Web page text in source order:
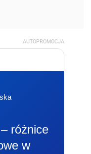
AUTOPROMOCJA
– różnice
w